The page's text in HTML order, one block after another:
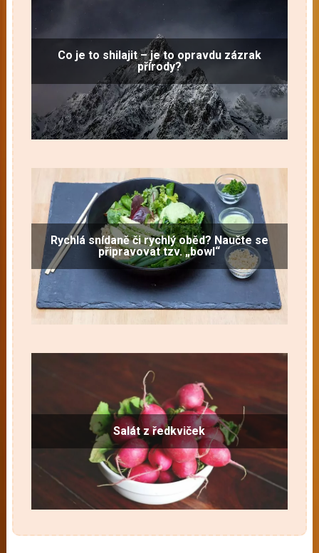
Co je to shilajit – je to opravdu zázrak
přírody?
Rychlá snídaně či rychlý oběd? Naučte se
připravovat tzv. „bowl“
Salát z ředkviček